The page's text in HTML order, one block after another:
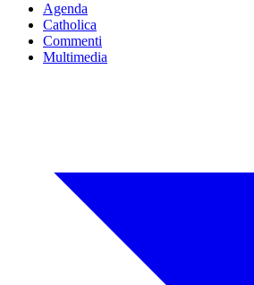
Agenda
Catholica
Commenti
Multimedia